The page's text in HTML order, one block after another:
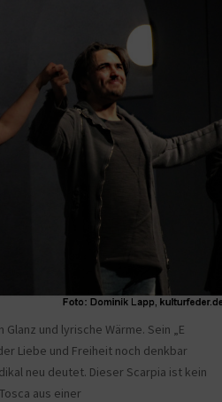
und lyrische Wärme. Sein „E
Liebe und Freiheit noch denkbar
neu deutet. Dieser Scarpia ist kein
aus einer